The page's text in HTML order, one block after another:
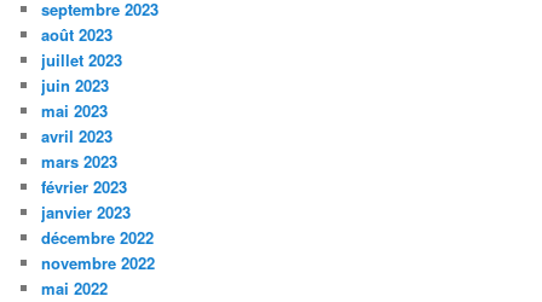
septembre 2023
août 2023
juillet 2023
juin 2023
mai 2023
avril 2023
mars 2023
février 2023
janvier 2023
décembre 2022
novembre 2022
mai 2022